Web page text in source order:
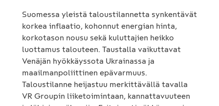
Suomessa yleistä taloustilannetta synkentävät
korkea inflaatio, kohonnut energian hinta,
korkotason nousu sekä kuluttajien heikko
luottamus talouteen. Taustalla vaikuttavat
Venäjän hyökkäyssota Ukrainassa ja
maailmanpoliittinen epävarmuus.
Taloustilanne heijastuu merkittävällä tavalla
VR Groupin liiketoimintaan, kannattavuuteen